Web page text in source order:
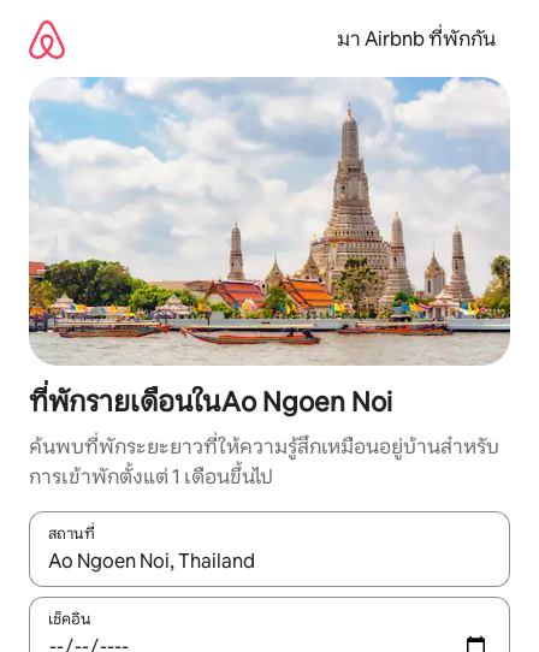
มา Airbnb ที่พักกัน
ที่พักรายเดือนในAo Ngoen Noi
ค้นพบที่พักระยะยาวที่ให้ความรู้สึกเหมือนอยู่บ้านสำหรับ
การเข้าพักตั้งแต่ 1 เดือนขึ้นไป
สถานที่
ใช้ลูกศรขึ้นลง หรือใช้การสัมผัสหรือปัด เพื่อสำรวจผลการค้นหา
เช็คอิน